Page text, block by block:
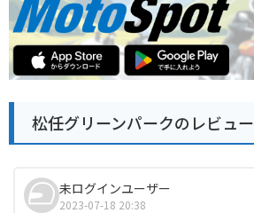
松任グリーンパークのレビュー
未ログインユーザー
2023-07-18 20:38